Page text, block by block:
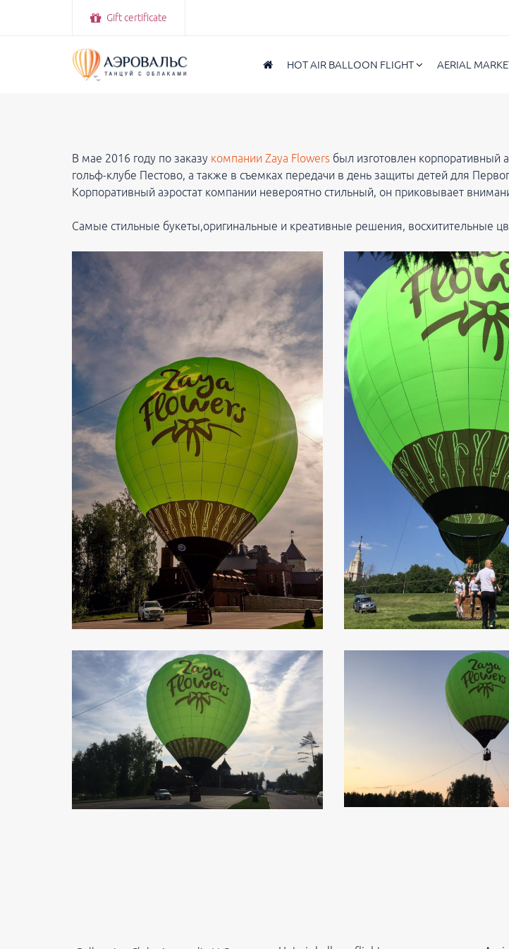
Gift certificate
HOT AIR BALLOON FLIGHT AERIAL
В мае 2016 году по заказу компании Zaya Flowers был изготовлен корпоративный
гольф-клубе Пестово, а также в съемках передачи в день защиты детей для
Корпоративный аэростат компании невероятно стильный, он приковывает
Самые стильные букеты,оригинальные и креативные решения, восхитительные